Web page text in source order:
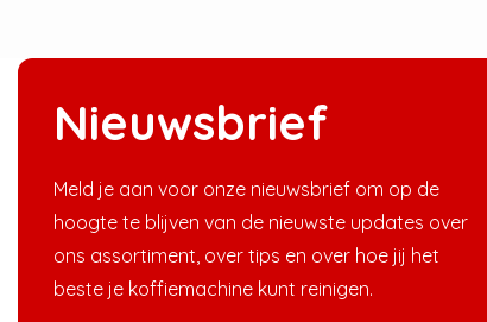
Nieuwsbrief
Meld je aan voor onze nieuwsbrief om op de
hoogte te blijven van de nieuwste updates over
ons assortiment, over tips en over hoe jij het
beste je koffiemachine kunt reinigen.